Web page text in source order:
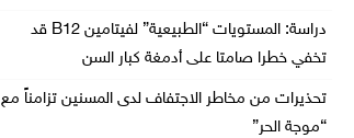
دراسة: المستويات “الطبيعية” لفيتامين B12 قد
تخفي خطرا صامتا على أدمغة كبار السن
تحذيرات من مخاطر الاجتفاف لدى المسنين تزامناً مع
“موجة الحر”